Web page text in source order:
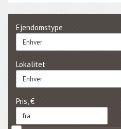
Ejendomstype
Enhver
Lokalitet
Enhver
Pris, €